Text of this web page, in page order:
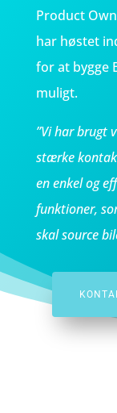
Product
har høstet
for at bygge
muligt.
”Vi har brugt
stærke
en enkel og
funktioner,
skal source